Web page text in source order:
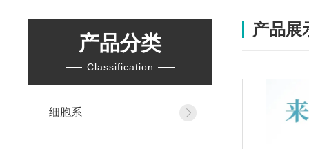
产品分类
Classification
细胞系
产品展